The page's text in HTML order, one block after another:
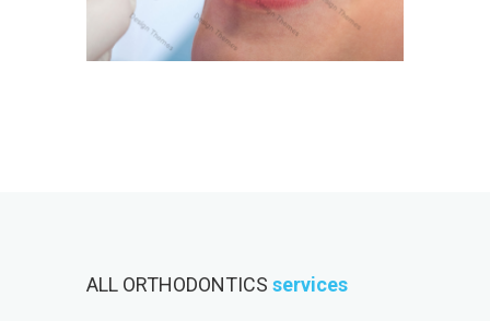
ALL ORTHODONTICS services